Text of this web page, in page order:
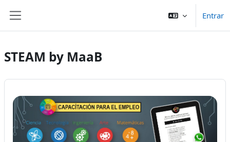
Entrar
STEAM by MaaB